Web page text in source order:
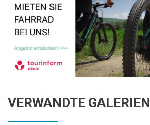
VERWANDTE GALERIEN